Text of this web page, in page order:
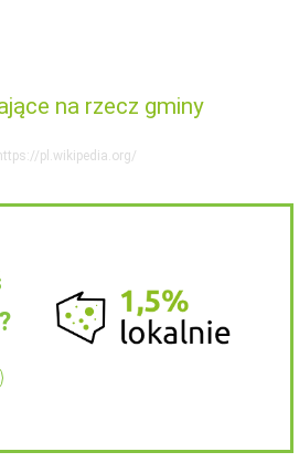
na rzecz gminy
pl.wikipedia.org/